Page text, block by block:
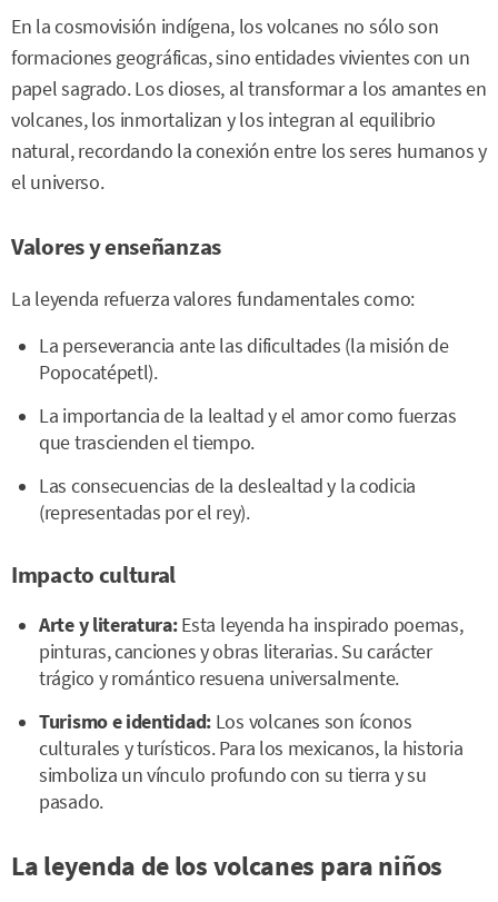
En la cosmovisión indígena, los volcanes no sólo son
formaciones geográficas, sino entidades vivientes con un
papel sagrado. Los dioses, al transformar a los amantes en
volcanes, los inmortalizan y los integran al equilibrio
natural, recordando la conexión entre los seres humanos y
el universo.
Valores y enseñanzas
La leyenda refuerza valores fundamentales como:
La perseverancia ante las dificultades (la misión de
Popocatépetl).
La importancia de la lealtad y el amor como fuerzas
que trascienden el tiempo.
Las consecuencias de la deslealtad y la codicia
(representadas por el rey).
Impacto cultural
Arte y literatura:Esta leyenda ha inspirado poemas,
pinturas, canciones y obras literarias. Su carácter
trágico y romántico resuena universalmente.
Turismo e identidad: Los volcanes son íconos
culturales y turísticos. Para los mexicanos, la historia
simboliza un vínculo profundo con su tierra y su
pasado.
La leyenda de los volcanes para niños